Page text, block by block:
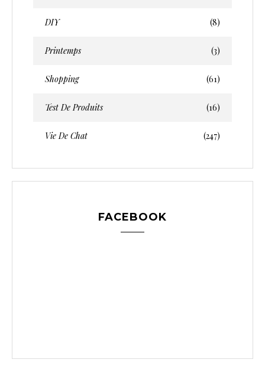
DIY (8)
Printemps (3)
Shopping (61)
Test De Produits (16)
Vie De Chat (247)
FACEBOOK